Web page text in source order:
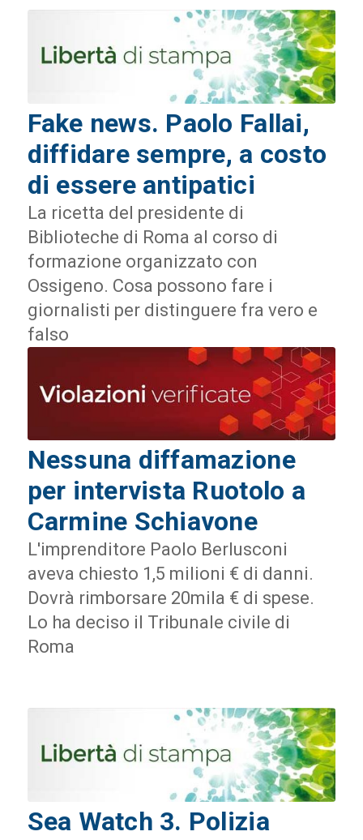
Fake news. Paolo Fallai,
diffidare sempre, a costo
di essere antipatici
La ricetta del presidente di
Biblioteche di Roma al corso di
formazione organizzato con
Ossigeno. Cosa possono fare i
giornalisti per distinguere fra vero e
falso
Nessuna diffamazione
per intervista Ruotolo a
Carmine Schiavone
L'imprenditore Paolo Berlusconi
aveva chiesto 1,5 milioni € di danni.
Dovrà rimborsare 20mila € di spese.
Lo ha deciso il Tribunale civile di
Roma
Sea Watch 3. Polizia